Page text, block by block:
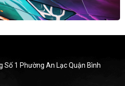
Số 1 Phường An Lạc Quận Bình